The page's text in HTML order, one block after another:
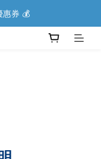
惠券 💰